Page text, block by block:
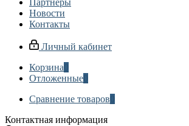
Партнеры
Новости
Контакты
Личный кабинет
Корзина
Отложенные
Сравнение товаров
Контактная информация